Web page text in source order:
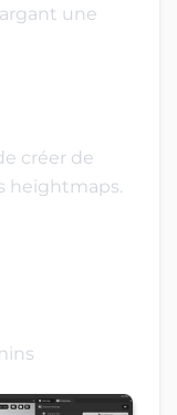
une
créer de
heightmaps.